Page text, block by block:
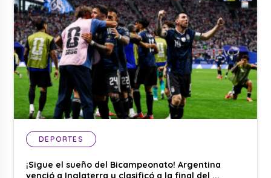
DEPORTES
¡Sigue el sueño del Bicampeonato! Argentina
venció a Inglaterra y clasificó a la final del ...